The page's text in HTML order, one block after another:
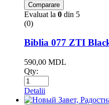
Comparare
Evaluat la 0 din 5
(0)
Biblia 077 ZTI
590,00 MDL
Qty:
Detalii